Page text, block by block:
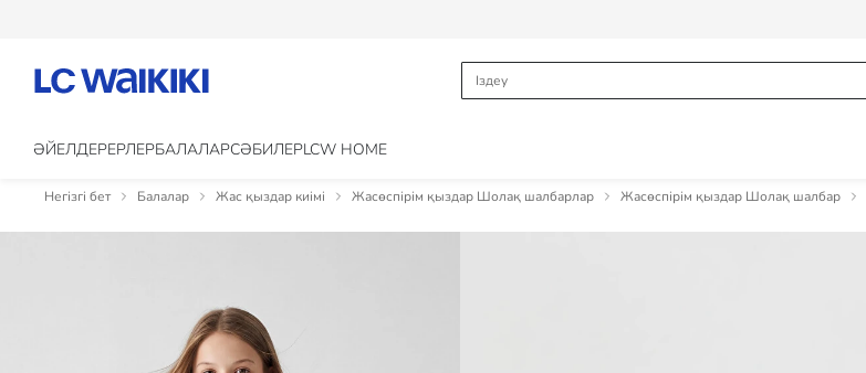
ӘЙЕЛДЕРЕРЛЕРБАЛАЛАРCӘБИЛЕРLCW HOME
Негізгі бет Балалар Жас қыздар киімі Жасөспірім қыздар Шолақ шалбарлар Жасөспірім қыздар Шолақ шалбар